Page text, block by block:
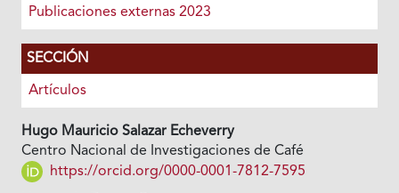
Publicaciones externas 2023
SECCIÓN
Artículos
Hugo Mauricio Salazar Echeverry
Centro Nacional de Investigaciones de Café
https://orcid.org/0000-0001-7812-7595